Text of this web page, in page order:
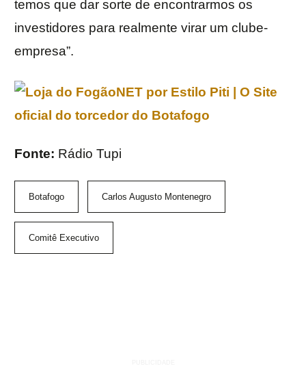
temos que dar sorte de encontrarmos os
investidores para realmente virar um clube-
empresa”.
Fonte: Rádio Tupi
Botafogo Carlos Augusto Montenegro
Comitê Executivo